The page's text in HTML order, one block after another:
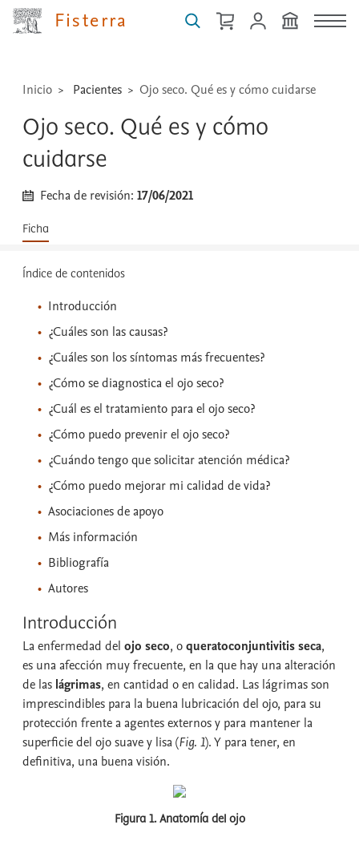
Fisterra
técnicas
...
Inicio Pacientes Ojo seco. Qué es y cómo cuidarse
Ojo seco. Qué es y cómo
cuidarse
Fecha de revisión:17/06/2021
Ficha
Índice de contenidos
Introducción
¿Cuáles son las causas?
¿Cuáles son los síntomas más frecuentes?
¿Cómo se diagnostica el ojo seco?
¿Cuál es el tratamiento para el ojo seco?
¿Cómo puedo prevenir el ojo seco?
¿Cuándo tengo que solicitar atención médica?
¿Cómo puedo mejorar mi calidad de vida?
Asociaciones de apoyo
Más información
Bibliografía
Autores
Introducción
La enfermedad del ojo seco, oqueratoconjuntivitis seca,
es una afección muy frecuente, en la que hay una alteración
de las lágrimas, en cantidad o en calidad. Las lágrimas son
imprescindibles para la buena lubricación del ojo, para su
protección frente a agentes externos y para mantener la
superficie del ojo suave y lisa (Fig. 1). Y para tener, en
definitiva, una buena visión.
Figura 1. Anatomía del ojo